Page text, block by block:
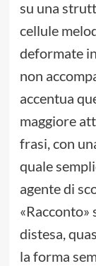
su una
cellule
deformate
non
accentua
maggiore
frasi, con
quale
agente di
«Racconto»
distesa,
la forma